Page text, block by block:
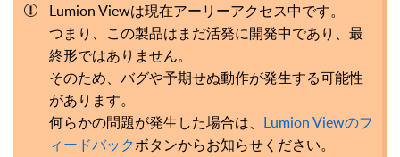
Lumion Viewは現在アーリーアクセス中です。
つまり、この製品はまだ活発に開発中であり、最
終形ではありません。
そのため、バグや予期せぬ動作が発生する可能性
があります。
何らかの問題が発生した場合は、 Lumion Viewのフ
ィードバックボタンからお知らせください。